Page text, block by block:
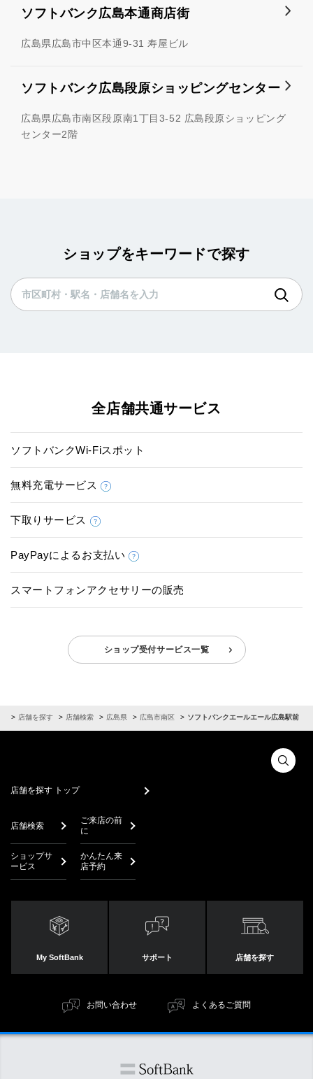
ソフトバンク広島本通商店街
広島県広島市中区本通9-31 寿屋ビル
ソフトバンク広島段原ショッピングセンター
広島県広島市南区段原南1丁目3-52 広島段原ショッピング
センター2階
ショップをキーワードで探す
全店舗共通サービス
ソフトバンクWi-Fiスポット
無料充電サービス
下取りサービス
PayPayによるお支払い
スマートフォンアクセサリーの販売
ショップ受付サービス一覧
店舗を探す 店舗検索 広島県 広島市南区 ソフトバンクエールエール広島駅前
店舗を探す トップ
店舗検索
ご来店の前
に
ショップサ
ービス
かんたん来
店予約
My SoftBank サポート 店舗を探す
お問い合わせ よくあるご質問